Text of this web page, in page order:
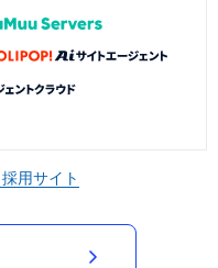
採用サイト